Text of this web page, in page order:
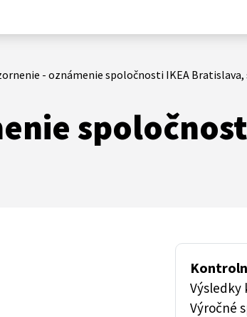
- oznámenie spoločnosti IKEA Bratislava,
Výsledky
Výročné